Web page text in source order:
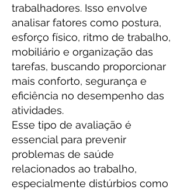
trabalhadores. Isso envolve
analisar fatores como postura,
esforço físico, ritmo de trabalho,
mobiliário e organização das
tarefas, buscando proporcionar
mais conforto, segurança e
eficiência no desempenho das
atividades.
Esse tipo de avaliação é
essencial para prevenir
problemas de saúde
relacionados ao trabalho,
especialmente distúrbios como